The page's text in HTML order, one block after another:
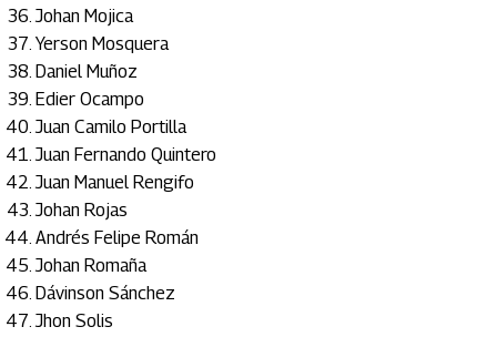
Johan Mojica
Yerson Mosquera
Daniel Muñoz
Edier Ocampo
Juan Camilo Portilla
Juan Fernando Quintero
Juan Manuel Rengifo
Johan Rojas
Andrés Felipe Román
Johan Romaña
Dávinson Sánchez
Jhon Solis